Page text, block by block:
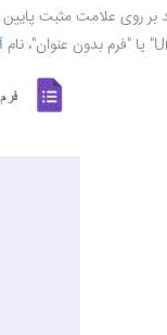
روی علامت مثبت